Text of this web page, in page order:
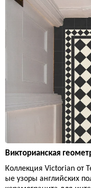
Викторианская
Коллекция Victorian от
ые узоры английских